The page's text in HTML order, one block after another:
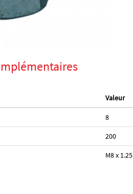
Valeur
8
200
M8 x 1.25